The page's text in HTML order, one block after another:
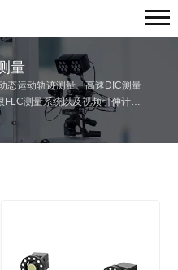
量
态运动轨迹测量、高速DIC测量
FLC测量系统以及视频引伸计等